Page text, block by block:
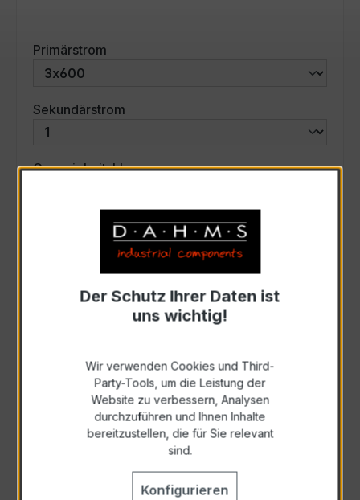
Primärstrom
Sekundärstrom
Genauigkeitsklasseauswählen
Scheinleistung (VA)auswählen
Auswahl zurücksetzen
Anfrage schriftlich
Als PDF exportieren
Der Schutz Ihrer Daten ist
uns wichtig!
Wir verwenden Cookies und Third-
Party-Tools, um die Leistung der
Website zu verbessern, Analysen
durchzuführen und Ihnen Inhalte
bereitzustellen, die für Sie relevant
sind.
Konfigurieren